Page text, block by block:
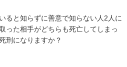
ると知らずに善意で知らない人2人に
った相手がどちらも死亡してしまっ
刑になりますか？